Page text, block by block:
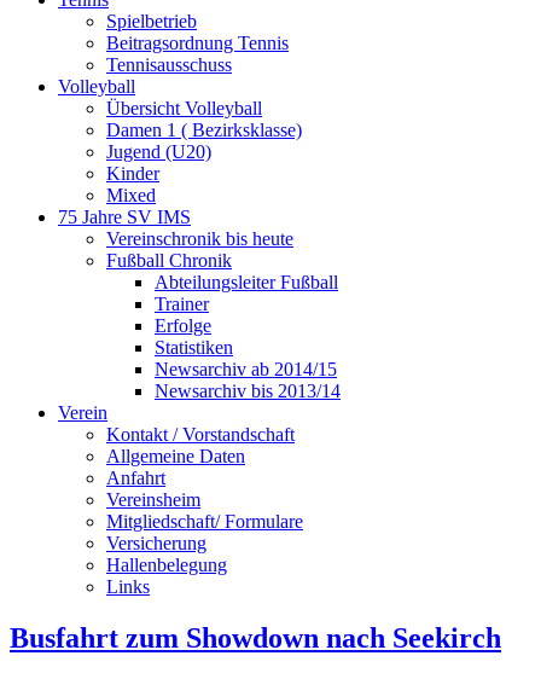
Spielbetrieb
Beitragsordnung Tennis
Tennisausschuss
Volleyball
Übersicht Volleyball
Damen 1 ( Bezirksklasse)
Jugend (U20)
Kinder
Mixed
75 Jahre SV IMS
Vereinschronik bis heute
Fußball Chronik
Abteilungsleiter Fußball
Trainer
Erfolge
Statistiken
Newsarchiv ab 2014/15
Newsarchiv bis 2013/14
Verein
Kontakt / Vorstandschaft
Allgemeine Daten
Anfahrt
Vereinsheim
Mitgliedschaft/ Formulare
Versicherung
Hallenbelegung
Links
Busfahrt zum Showdown nach Seekirch